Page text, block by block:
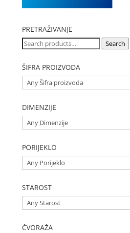
PRETRAŽIVANJE
Search
for:
Search
ŠIFRA PROIZVODA
DIMENZIJE
PORIJEKLO
STAROST
ČVORAŽA